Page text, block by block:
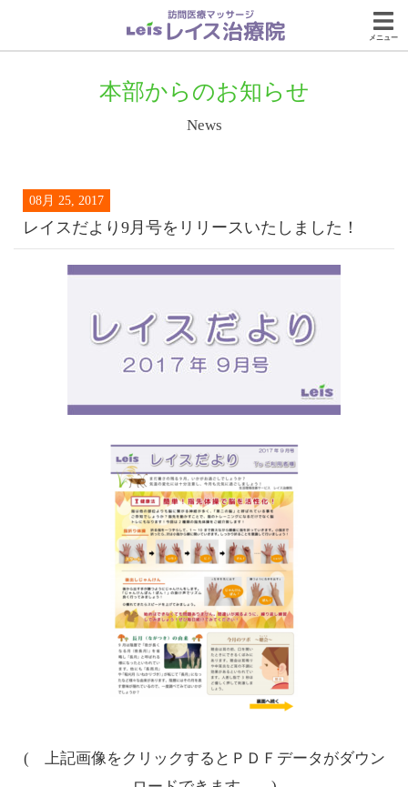
メニュー
本部からのお知らせ
News
08月 25, 2017
レイスだより9月号をリリースいたしました！
( 上記画像をクリックするとＰＤＦデータがダウン